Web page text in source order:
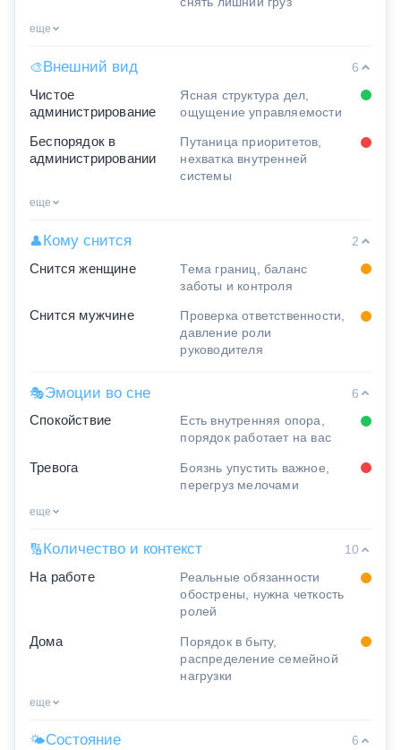
еще
🎨Внешний вид
6
Чистое
администрирование
Ясная структура дел,
ощущение управляемости
Беспорядок в
администрировании
Путаница приоритетов,
нехватка внутренней
системы
еще
👤Кому снится
2
Снится женщине
Тема границ, баланс
заботы и контроля
Снится мужчине
Проверка ответственности,
давление роли
руководителя
🎭Эмоции во сне
6
Спокойствие
Есть внутренняя опора,
порядок работает на вас
Тревога
Боязнь упустить важное,
перегруз мелочами
еще
🔢 Количество и контекст
10
На работе
Реальные обязанности
обострены, нужна четкость
ролей
Дома
Порядок в быту,
распределение семейной
нагрузки
еще
🌤Состояние
6